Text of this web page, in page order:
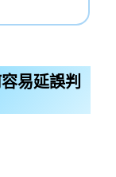
易延誤判